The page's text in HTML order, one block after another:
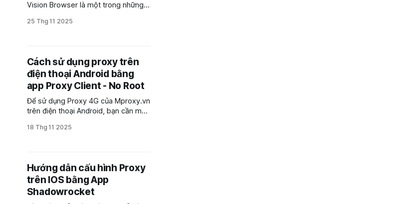
Vision Browser là một trong những
toàn, hiệu quả, cho phép người dùng
trùng lặp bị
25 Thg 11 2025
Cách sử dụng proxy trên
điện thoại Android bằng
app Proxy Client - No Root
Để sử dụng Proxy 4G của Mproxy.vn
trên điện thoại Android, bạn cần một
hướng toàn bộ lưu lượng truy cập
Mproxy
18 Thg 11 2025
Hướng dẫn cấu hình Proxy
trên IOS bằng App
Shadowrocket